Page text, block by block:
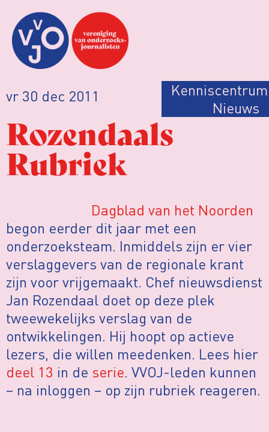
vr 30 dec 2011 Kenniscentrum
Nieuws
Rozendaals
Rubriek
Dagblad van het Noorden
begon eerder dit jaar met een
onderzoeksteam. Inmiddels zijn er vier
verslaggevers van de regionale krant
zijn voor vrijgemaakt. Chef nieuwsdienst
Jan Rozendaal doet op deze plek
tweewekelijks verslag van de
ontwikkelingen. Hij hoopt op actieve
lezers, die willen meedenken. Lees hier
deel 13 in de serie. VVOJ-leden kunnen
– na inloggen – op zijn rubriek reageren.